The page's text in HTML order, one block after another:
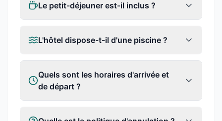
Le petit-déjeuner est-il inclus ?
L'hôtel dispose-t-il d'une piscine ?
Quels sont les horaires d'arrivée et
de départ ?